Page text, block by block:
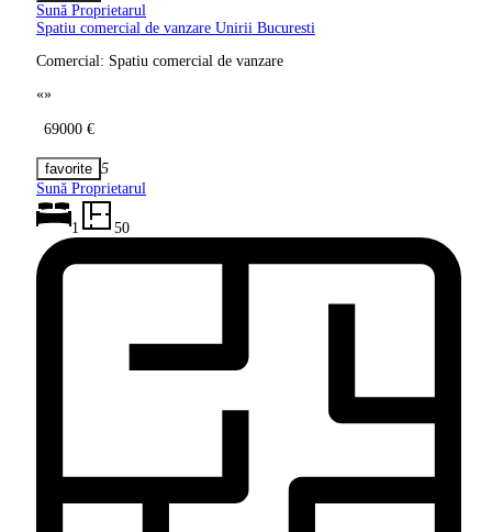
Sună Proprietarul
Spatiu comercial de vanzare Unirii Bucuresti
Comercial: Spatiu comercial de vanzare
«»
69000 €
5
Sună Proprietarul
1 50